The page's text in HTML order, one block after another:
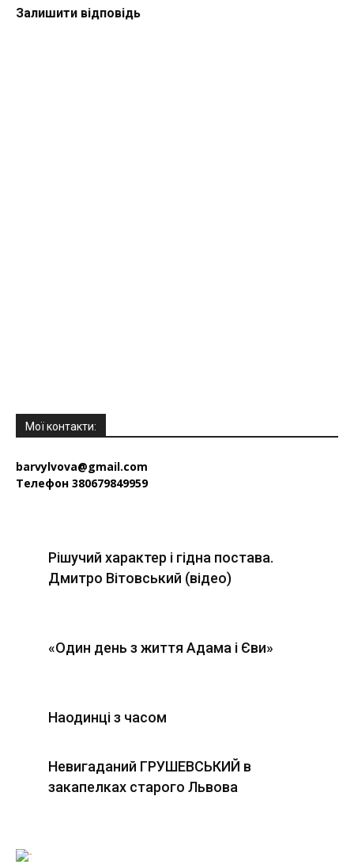
Залишити відповідь
Мої контакти:
barvylvova@gmail.com
Телефон 380679849959
Рішучий характер і гідна постава.
Дмитро Вітовський (відео)
«Один день з життя Адама і Єви»
Наодинці з часом
Невигаданий ГРУШЕВСЬКИЙ в
закапелках старого Львова